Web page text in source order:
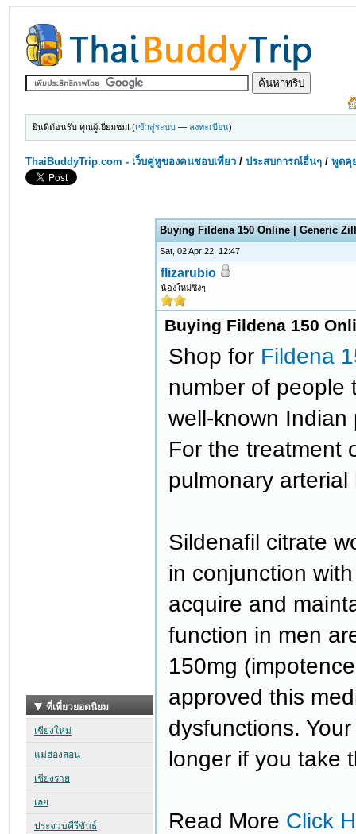
ยินดีต้อนรับ คุณผู้เยี่ยมชม! (เข้าสู่ระบบ — ลงทะเบียน)
ThaiBuddyTrip.com - เว็บคู่หูของคนชอบเที่ยว /ประสบการณ์อื่นๆ /พูดคุ
Buying Fildena 150 Online | Generic
Sat, 02 Apr 22, 12:47
flizarubio
น้องใหม่ซิงๆ
Buying Fildena 150
Shop for Fildena
number of people
well-known Indian
For the treatment
pulmonary
Sildenafil citrate
in conjunction
acquire and
function in men
150mg
approved this
dysfunctions.
longer if you take
Read More Click